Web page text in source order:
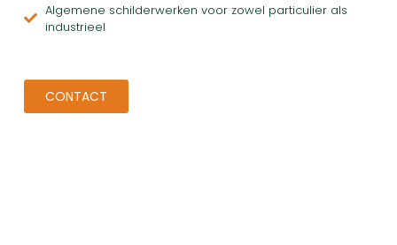
Algemene schilderwerken voor zowel particulier als
industrieel
CONTACT